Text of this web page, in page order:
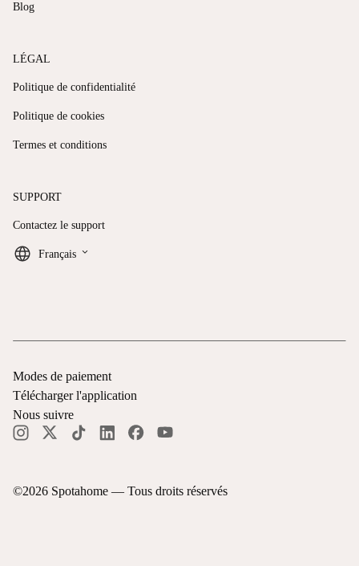
Blog
LÉGAL
Politique de confidentialité
Politique de cookies
Termes et conditions
SUPPORT
Contactez le support
Français keyboard_arrow_down
©2026 Spotahome — Tous droits réservés
Modes de paiement
Télécharger l'application
Nous suivre